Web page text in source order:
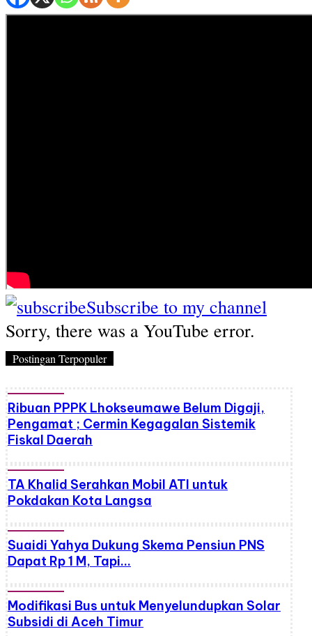
Subscribe to my channel
Sorry, there was a YouTube error.
Postingan Terpopuler
Ribuan PPPK Lhokseumawe Belum Digaji,
Pengamat ; Cermin Kegagalan Sistemik
Fiskal Daerah
TA Khalid Serahkan Mobil ATI untuk
Pokdakan Kota Langsa
Suaidi Yahya Dukung Skema Pensiun PNS
Dapat Rp 1 M, Tapi…
Modifikasi Bus untuk Menyelundupkan Solar
Subsidi di Aceh Timur